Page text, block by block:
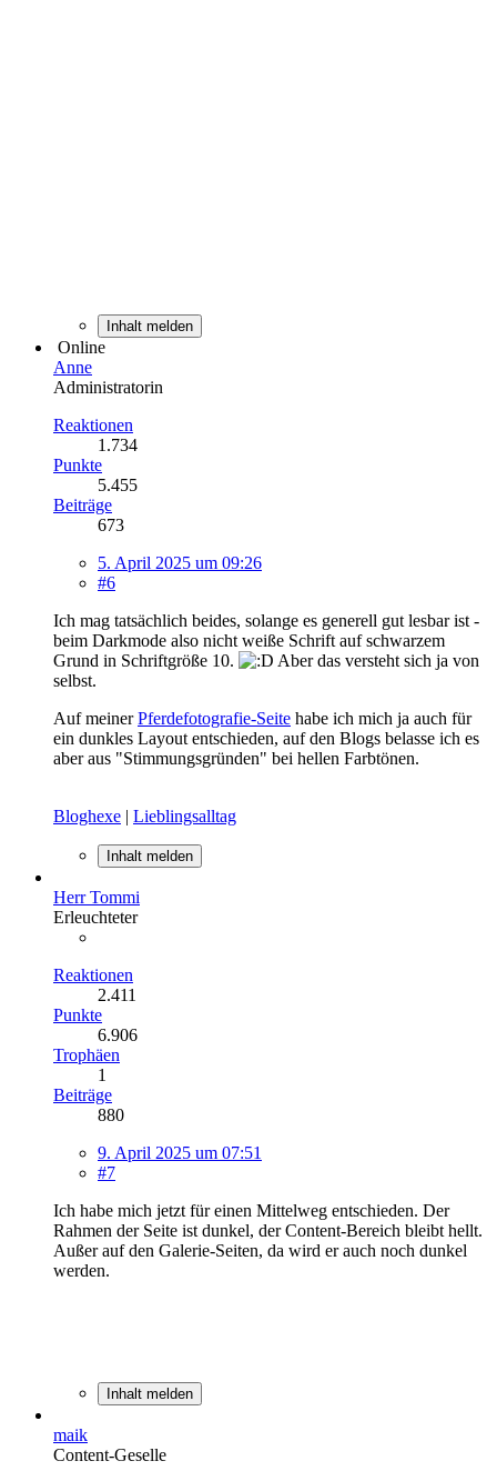
Inhalt melden
Online
Anne
Administratorin
Reaktionen
1.734
Punkte
5.455
Beiträge
673
5. April 2025 um 09:26
#6
Ich mag tatsächlich beides, solange es generell gut lesbar ist -
beim Darkmode also nicht weiße Schrift auf schwarzem
Grund in Schriftgröße 10.
Aber das versteht sich ja von
selbst.
Auf meinerPferdefotografie-Seite habe ich mich ja auch für
ein dunkles Layout entschieden, auf den Blogs belasse ich es
aber aus "Stimmungsgründen" bei hellen Farbtönen.
Bloghexe | Lieblingsalltag
Inhalt melden
Herr Tommi
Erleuchteter
Reaktionen
2.411
Punkte
6.906
Trophäen
1
Beiträge
880
9. April 2025 um 07:51
#7
Ich habe mich jetzt für einen Mittelweg entschieden. Der
Rahmen der Seite ist dunkel, der Content-Bereich bleibt hellt.
Außer auf den Galerie-Seiten, da wird er auch noch dunkel
werden.
Inhalt melden
maik
Content-Geselle